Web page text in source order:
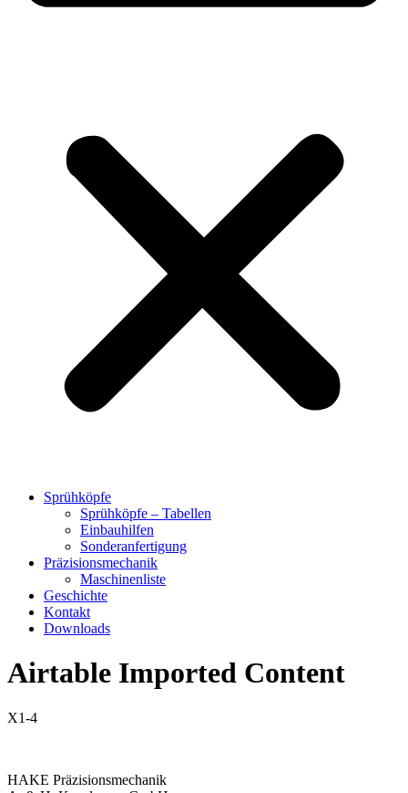
Sprühköpfe
Sprühköpfe – Tabellen
Einbauhilfen
Sonderanfertigung
Präzisionsmechanik
Maschinenliste
Geschichte
Kontakt
Downloads
Airtable Imported Content
X1-4
HAKE Präzisionsmechanik